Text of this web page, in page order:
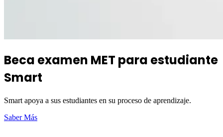
Beca examen MET para estudiante
Smart
Smart apoya a sus estudiantes en su proceso de aprendizaje.
Saber Más